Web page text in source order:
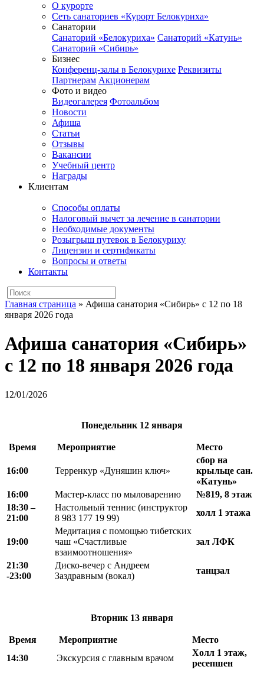
О курорте
Сеть санаториев «Курорт Белокуриха»
Санатории
Санаторий «Белокуриха» Санаторий «Катунь»
Санаторий «Сибирь»
Бизнес
Конференц-залы в Белокурихе Реквизиты
Партнерам Акционерам
Фото и видео
Видеогалерея Фотоальбом
Новости
Афиша
Статьи
Отзывы
Вакансии
Учебный центр
Награды
Клиентам
Способы оплаты
Налоговый вычет за лечение в санатории
Необходимые документы
Розыгрыш путевок в Белокуриху
Лицензии и сертификаты
Вопросы и ответы
Контакты
Главная страница » Афиша санатория «Сибирь» с 12 по 18
января 2026 года
Афиша санатория «Сибирь»
с 12 по 18 января 2026 года
12/01/2026
Понедельник 12 января
Время Мероприятие Место
16:00 Терренкур «Дуняшин ключ»
сбор на
крыльце сан.
«Катунь»
16:00
Мастер-класс по мыловарению
№819, 8 этаж
18:30 –
21:00
Настольный теннис (инструктор
8 983 177 19 99)
холл 1 этажа
19:00
Медитация с помощью тибетских
чаш «Счастливые
взаимоотношения»
зал ЛФК
21:30
-23:00
Диско-вечер с Андреем
Заздравным (вокал)
танцзал
Вторник 13 января
Время Мероприятие
Место
14:30
Экскурсия с главным врачом
Холл 1 этаж,
ресепшен